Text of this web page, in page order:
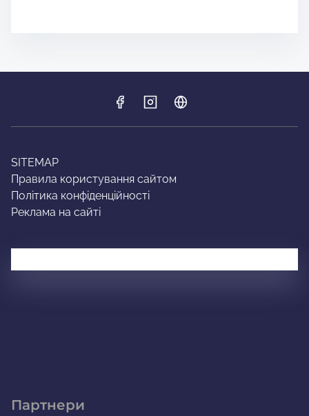
SITEMAP
Правила користування сайтом
Політика конфіденційності
Реклама на сайті
Партнери